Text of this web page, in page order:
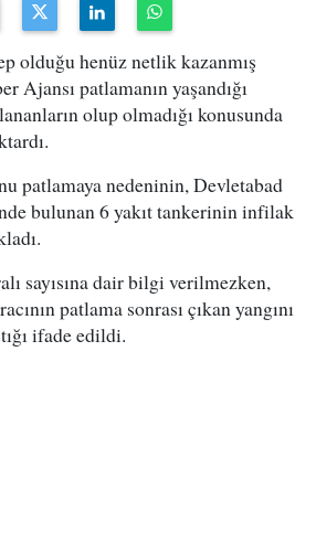
olduğu henüz netlik kazanmış
Ajansı patlamanın yaşandığı
olup olmadığı konusunda
patlamaya nedeninin, Devletabad
bulunan 6 yakıt tankerinin infilak
sayısına dair bilgi verilmezken,
patlama sonrası çıkan yangını
ifade edildi.